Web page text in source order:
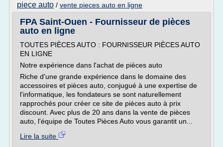
piece auto / vente pieces auto en ligne
FPA Saint-Ouen - Fournisseur de pièces
auto en ligne
TOUTES PIÈCES AUTO : FOURNISSEUR PIÈCES AUTO
EN LIGNE
Notre expérience dans l'achat de pièces auto
Riche d'une grande expérience dans le domaine des
accessoires et pièces auto, conjugué à une expertise de
l'informatique, les fondateurs se sont naturellement
rapprochés pour créer ce site de pièces auto à prix
discount. Avec plus de 20 ans dans la vente de pièces
auto, l'équipe de Toutes Pièces Auto vous garantit un...
Lire la suite